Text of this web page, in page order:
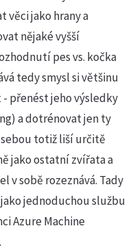
věci jako hrany a
nějaké vyšší
pes vs. kočka
tedy smysl si většinu
přenést jeho výsledky
a dotrénovat jen ty
totiž liší určitě
jako ostatní zvířata a
v sobě rozeznává. Tady
jednoduchou službu
Azure Machine